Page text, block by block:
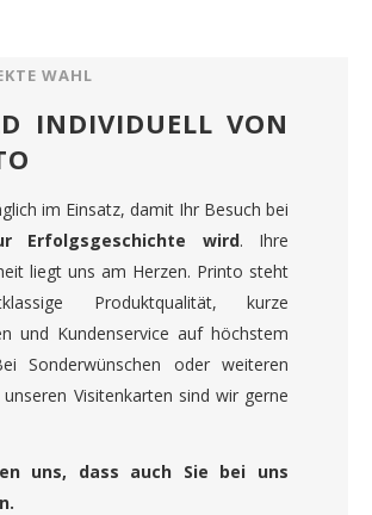
WAHL
INDIVIDUELL VON
im Einsatz, damit Ihr Besuch bei
Erfolgsgeschichte wird. Ihre
liegt uns am Herzen. Printo steht
Produktqualität, kurze
und Kundenservice auf höchstem
Sonderwünschen oder weiteren
unseren Visitenkarten sind wir gerne
uns, dass auch Sie bei uns